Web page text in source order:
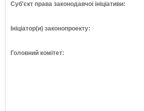
Суб'єкт права законодавчої ініціативи:
Ініціатор(и) законопроекту:
Головний комітет: